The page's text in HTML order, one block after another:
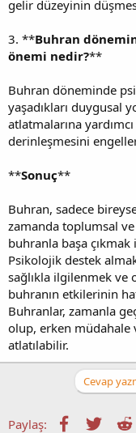
gelir düzeyinin
3. **Buhran
önemi nedir?**
Buhran döneminde
yaşadıkları duygusal
atlatmalarına
derinleşmesini
**Sonuç**
Buhran, sadece
zamanda toplumsal
buhranla başa
Psikolojik destek
sağlıkla ilgilenmek ve
buhranın etkilerinin
Buhranlar, zamanla
olup, erken müdahale
atlatılabilir.
Cevap
Paylaş: Facebook
Twitter